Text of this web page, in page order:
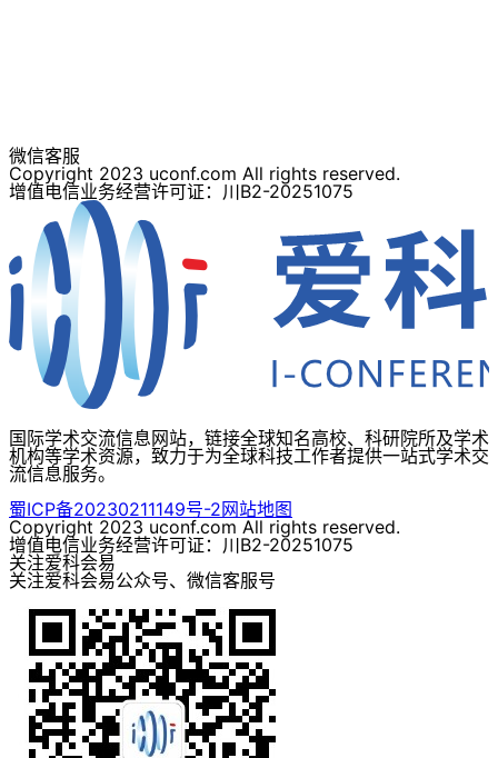
微信客服
Copyright 2023 uconf.com All rights reserved.
增值电信业务经营许可证：川B2-20251075
国际学术交流信息网站，链接全球知名高校、科研院所及学术
机构等学术资源，致力于为全球科技工作者提供一站式学术交
流信息服务。
蜀ICP备20230211149号-2网站地图
Copyright 2023 uconf.com All rights reserved.
增值电信业务经营许可证：川B2-20251075
关注爱科会易
关注爱科会易公众号、微信客服号